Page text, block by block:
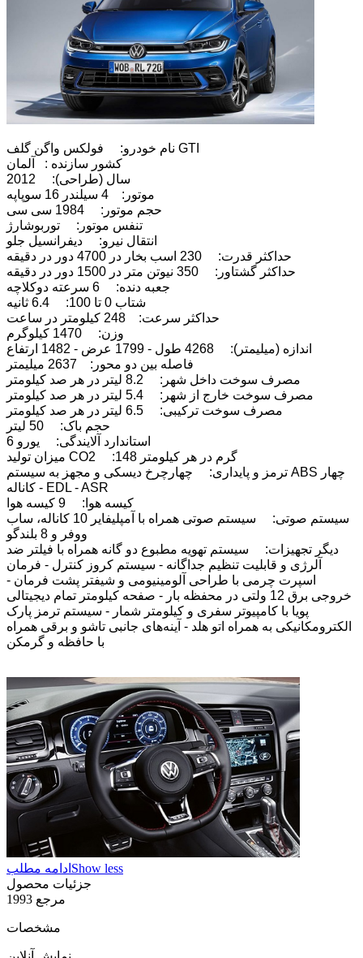
نام خودرو: فولکس واگن گلف GTI
کشور سازنده : آلمان
سال (طراحی): 2012
موتور: 4 سیلندر 16 سوپاپه
حجم موتور: 1984 سی سی
تنفس موتور: توربوشارژ
انتقال نیرو: دیفرانسیل جلو
حداکثر قدرت: 230 اسب بخار در 4700 دور در دقیقه
حداکثر گشتاور: 350 نیوتن متر در 1500 دور در دقیقه
جعبه دنده: 6 سرعته دوکلاچه
شتاب 0 تا 100: 6.4 ثانیه
حداکثر سرعت: 248 کیلومتر در ساعت
وزن: 1470 کیلوگرم
اندازه (میلیمتر): 4268 طول - 1799 عرض - 1482 ارتفاع
فاصله بین دو محور: 2637 میلیمتر
مصرف سوخت داخل شهر: 8.2 لیتر در هر صد کیلومتر
مصرف سوخت خارج از شهر: 5.4 لیتر در هر صد کیلومتر
مصرف سوخت ترکیبی: 6.5 لیتر در هر صد کیلومتر
حجم باک: 50 لیتر
استاندارد آلایندگی: یورو 6
میزان تولید CO2 :148 گرم در هر کیلومتر
ترمز و پایداری: چهارچرخ دیسکی و مجهز به سیستم ABS چهار
کاناله - EDL - ASR
کیسه هوا: 9 کیسه هوا
سیستم صوتی: سیستم صوتی همراه با آمپلیفایر 10 کاناله، ساب
ووفر و 8 بلندگو
دیگر تجهیزات: سیستم تهویه مطبوع دو گانه همراه با فیلتر ضد
آلرژی و قابلیت تنظیم جداگانه - سیستم کروز کنترل - فرمان
اسپرت چرمی با طراحی آلومینیومی و شیفتر پشت فرمان -
خروجی برق 12 ولتی در محفظه بار - صفحه کیلومتر تمام دیجیتالی
پویا با کامپیوتر سفری و کیلومتر شمار - سیستم ترمز پارک
الکترومکانیکی به همراه اتو هلد - آینه‌های جانبی تاشو و برقی همراه
با حافظه و گرمکن
ادامه مطلب Show less
جزئیات محصول
مرجع 1993
مشخصات